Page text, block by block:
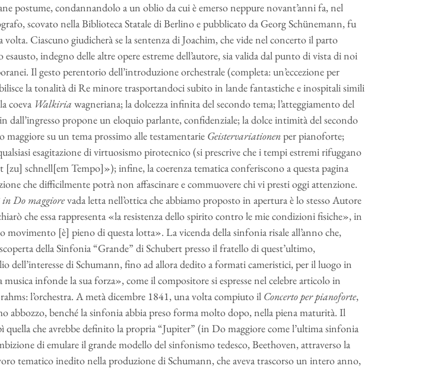
postume, condannandolo a un oblio da cui è emerso neppure novant’anni fa, nel
scovato nella Biblioteca Statale di Berlino e pubblicato da Georg Schünemann, fu
volta. Ciascuno giudicherà se la sentenza di Joachim, che vide nel concerto il parto
indegno delle altre opere estreme dell’autore, sia valida dal punto di vista di noi
Il gesto perentorio dell’introduzione orchestrale (completa: un’eccezione per
la tonalità di Re minore trasportandoci subito in lande fantastiche e inospitali simili
coeva Walkiria wagneriana; la dolcezza infinita del secondo tema; l’atteggiamento del
dall’ingresso propone un eloquio parlante, confidenziale; la dolce intimità del secondo
su un tema prossimo alle testamentarie Geistervariationenper pianoforte;
esagitazione di virtuosismo pirotecnico (si prescrive che i tempi estremi rifuggano
[zu] schnell[em Tempo]»); infine, la coerenza tematica conferiscono a questa pagina
che difficilmente potrà non affascinare e commuovere chi vi presti oggi attenzione.
Do maggiorevada letta nell’ottica che abbiamo proposto in apertura è lo stesso Autore
che essa rappresenta «la resistenza dello spirito contro le mie condizioni fisiche», in
movimento [è] pieno di questa lotta». La vicenda della sinfonia risale all’anno che,
della Sinfonia “Grande” di Schubert presso il fratello di quest’ultimo,
dell’interesse di Schumann, fino ad allora dedito a formati cameristici, per il luogo in
infonde la sua forza», come il compositore si espresse nel celebre articolo in
l’orchestra. A metà dicembre 1841, una volta compiuto il Concerto per pianoforte,
abbozzo, benché la sinfonia abbia preso forma molto dopo, nella piena maturità. Il
quella che avrebbe definito la propria “Jupiter” (in Do maggiore come l’ultima sinfonia
di emulare il grande modello del sinfonismo tedesco, Beethoven, attraverso la
tematico inedito nella produzione di Schumann, che aveva trascorso un intero anno,